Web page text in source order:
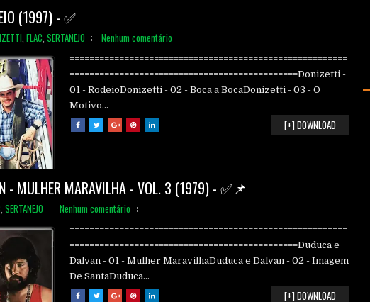
(1997) - ✅
FLAC SERTANEJO Nenhum comentário
========================================================
==============================================Donizetti -
01 - RodeioDonizetti - 02 - Boca a BocaDonizetti - 03 - O
Motivo...
[+] DOWNLOAD
- MULHER MARAVILHA - VOL. 3 (1979) - ✅📌
SERTANEJO Nenhum comentário
========================================================
==============================================Duduca e
Dalvan - 01 - Mulher MaravilhaDuduca e Dalvan - 02 - Imagem
De SantaDuduca...
[+] DOWNLOAD